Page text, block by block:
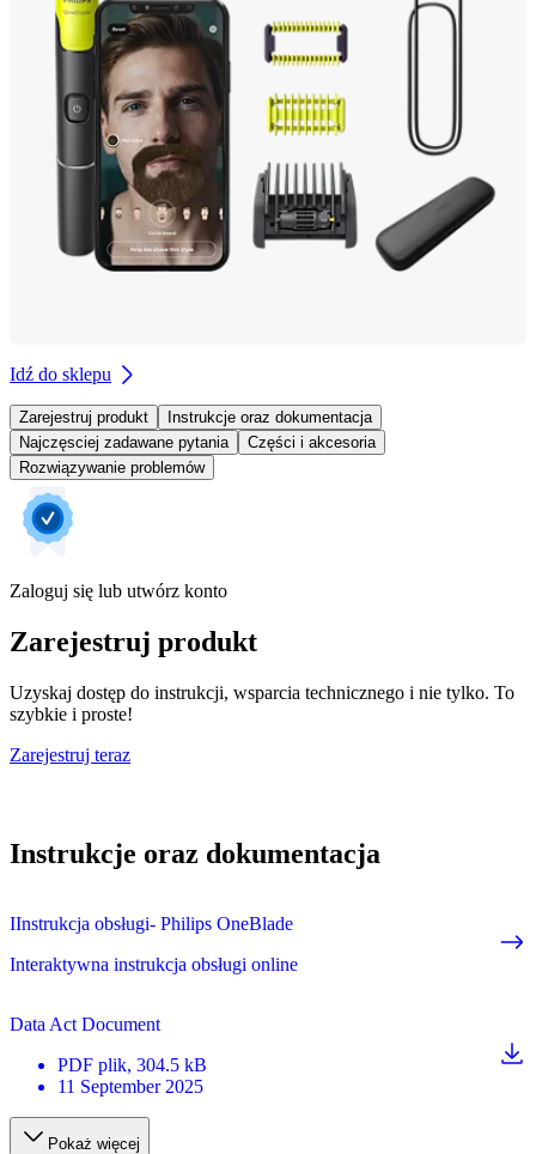
Idź do sklepu
Zarejestruj produkt
Instrukcje oraz dokumentacja
Najczęsciej zadawane pytania
Części i akcesoria
Rozwiązywanie problemów
Zaloguj się lub utwórz konto
Zarejestruj produkt
Uzyskaj dostęp do instrukcji, wsparcia technicznego i nie tylko. To
szybkie i proste!
Zarejestruj teraz
Instrukcje oraz dokumentacja
IInstrukcja obsługi- Philips OneBlade
Interaktywna instrukcja obsługi online
Data Act Document
PDF plik, 304.5 kB
11 September 2025
Pokaż więcej